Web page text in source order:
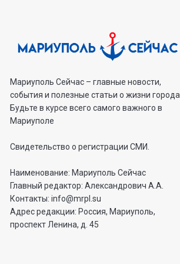
Мариуполь Сейчас – главные новости,
события и полезные статьи о жизни города.
Будьте в курсе всего самого важного в
Мариуполе
Свидетельство о регистрации СМИ.
Наименование: Мариуполь Сейчас
Главный редактор: Александрович А.А.
Контакты: info@mrpl.su
Адрес редакции: Россия, Мариуполь,
проспект Ленина, д. 45